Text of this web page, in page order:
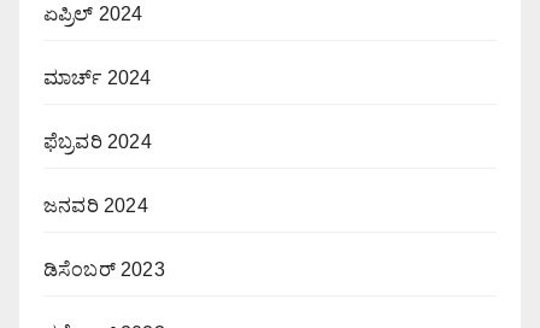
ಏಪ್ರಿಲ್ 2024
ಮಾರ್ಚ್ 2024
ಫೆಬ್ರವರಿ 2024
ಜನವರಿ 2024
ಡಿಸೆಂಬರ್ 2023